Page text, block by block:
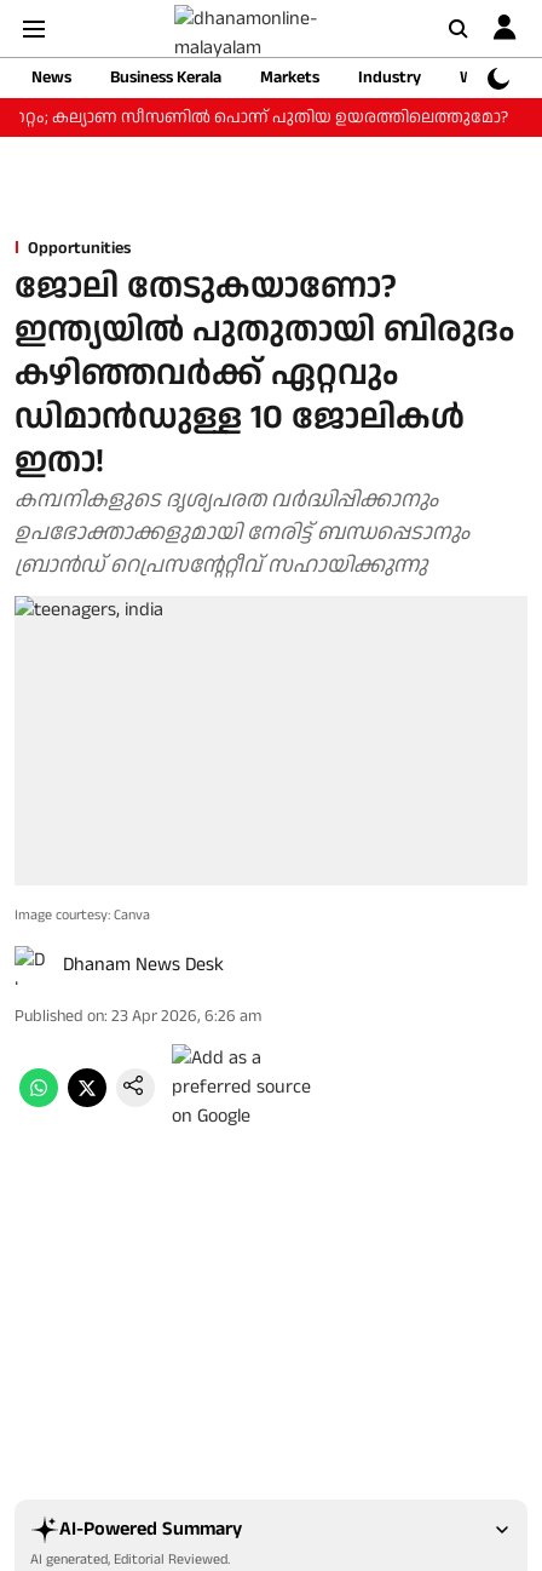
News Business Kerala Markets Industry
Web
കല്യാണ സീസണില്‍ പൊന്ന് പുതിയ ഉയരത്തിലെത്തുമോ?
Opportunities
ജോലി തേടുകയാണോ?
ഇന്ത്യയിൽ പുതുതായി ബിരുദം
കഴിഞ്ഞവർക്ക് ഏറ്റവും
ഡിമാൻഡുള്ള 10 ജോലികൾ
ഇതാ!
കമ്പനികളുടെ ദൃശ്യപരത വർദ്ധിപ്പിക്കാനും
ഉപഭോക്താക്കളുമായി നേരിട്ട് ബന്ധപ്പെടാനും
ബ്രാൻഡ് റെപ്രസന്റേറ്റീവ് സഹായിക്കുന്നു
Image courtesy: Canva
Dhanam News Desk
Published on: 23 Apr 2026, 6:26 am
AI-Powered Summary
AI generated, Editorial Reviewed.